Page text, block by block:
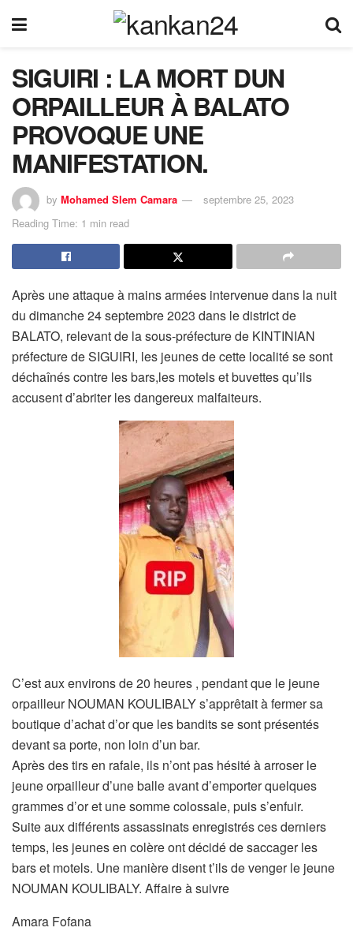
SIGUIRI : LA MORT DUN
ORPAILLEUR À BALATO
PROVOQUE UNE
MANIFESTATION.
by Mohamed Slem Camara
septembre 25, 2023
Reading Time: 1 min read
Après une attaque à mains armées intervenue dans la nuit
du dimanche 24 septembre 2023 dans le district de
BALATO, relevant de la sous-préfecture de KINTINIAN
préfecture de SIGUIRI, les jeunes de cette localité se sont
déchaînés contre les bars,les motels et buvettes qu’ils
accusent d’abriter les dangereux malfaiteurs.
C’est aux environs de 20 heures , pendant que le jeune
orpailleur NOUMAN KOULIBALY s’apprêtait à fermer sa
boutique d’achat d’or que les bandits se sont présentés
devant sa porte, non loin d’un bar.
Après des tirs en rafale, ils n’ont pas hésité à arroser le
jeune orpailleur d’une balle avant d’emporter quelques
grammes d’or et une somme colossale, puis s’enfuir.
Suite aux différents assassinats enregistrés ces derniers
temps, les jeunes en colère ont décidé de saccager les
bars et motels. Une manière disent t’ils de venger le jeune
NOUMAN KOULIBALY. Affaire à suivre
Amara Fofana